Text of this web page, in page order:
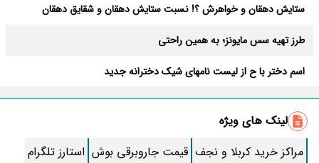
ستایش دهقان و خواهرش ؟! نسبت ستایش دهقان و شقایق دهقان
طرز تهیه سس مایونز؛ به همین راحتی
اسم دختر با ح از لیست نامهای شیک دخترانه جدید
محرم و صفر 1405 چندم شروع و کی تموم میشه؟
زنان آبان ماهی چطور آدم هایی هستند ؟
لینک های ویژه
مراکز خرید کربلا و نجف قیمت جاروبرقی بوش استارز تلگرام